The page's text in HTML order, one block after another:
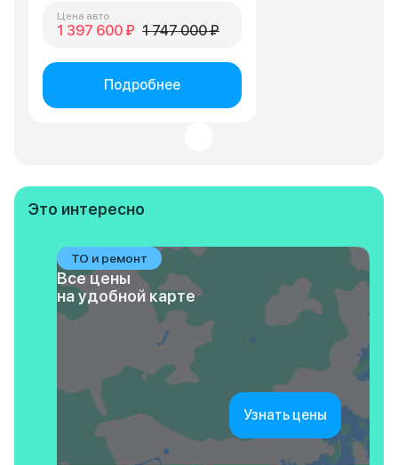
Цена авто
1 397 600 ₽ 1 747 000 ₽
Подробнее
Это интересно
ТО и ремонт
Все цены
на удобной карте
Узнать цены